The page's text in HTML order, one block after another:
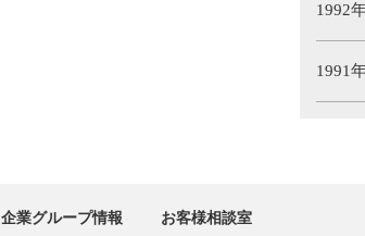
1992
1991
企業グループ情報 お客様相談室